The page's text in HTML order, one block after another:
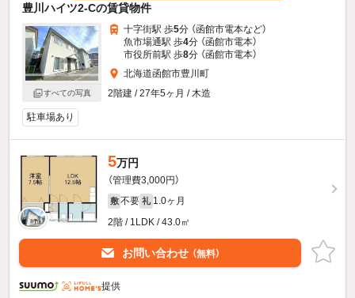
豊川ハイツ2-Cの賃貸物件
すべての写真
十字街駅 歩5分 （函館市電本など）
魚市場通駅 歩4分 （函館市電本）
市役所前駅 歩8分 （函館市電本）
北海道函館市豊川町
2階建 / 27年5ヶ月 / 木造
駐車場あり
5万円
（管理費3,000円）
敷 不要 礼 1.0ヶ月
2階 / 1LDK / 43.0㎡
お問い合わせ （無料）
提供